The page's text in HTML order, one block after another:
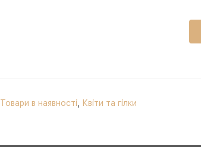
Товари в наявності Квіти та гілки